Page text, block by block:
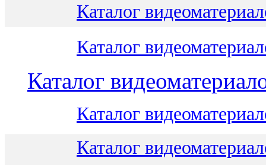
Каталог
Каталог
Каталог
Каталог
Каталог